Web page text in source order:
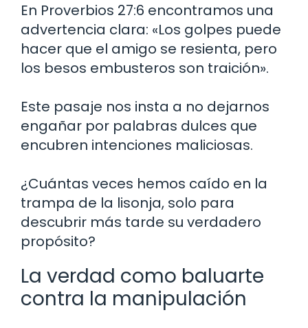
En Proverbios 27:6 encontramos una
advertencia clara: «Los golpes puede
hacer que el amigo se resienta, pero
los besos embusteros son traición».
Este pasaje nos insta a no dejarnos
engañar por palabras dulces que
encubren intenciones maliciosas.
¿Cuántas veces hemos caído en la
trampa de la lisonja, solo para
descubrir más tarde su verdadero
propósito?
La verdad como baluarte
contra la manipulación